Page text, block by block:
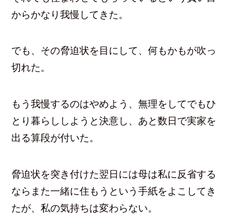
からかなり我慢してきた。
でも、その脅迫状を目にして、何もかもが吹っ
切れた。
もう我慢するのはやめよう、無理をしてでもひ
とり暮らししようと決意し、あと数日で実家を
出る算段が付いた。
脅迫状を突き付けた翌日には母は私に反省する
ならまた一緒に住もうという手紙をよこしてき
たが、私の気持ちは変わらない。